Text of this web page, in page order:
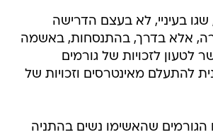
בעיניי, לא בעצם הדרישה
אלא בדרך, בהתנסחות, באשמה
לטעון לזכויות של גורמים
להתעלם מאינטרסים וזכויות של
הגורמים שהאשימו נשים בהתניה